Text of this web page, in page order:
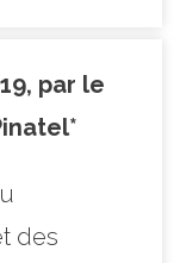
par le
des